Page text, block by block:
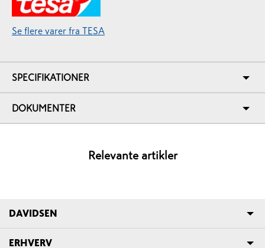
Se flere varer fra TESA
SPECIFIKATIONER
DOKUMENTER
Relevante artikler
DAVIDSEN
ERHVERV